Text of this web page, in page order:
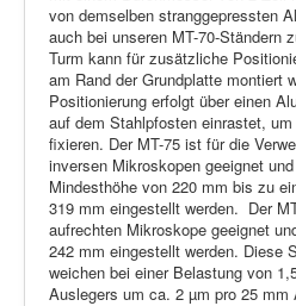
von demselben stranggepressten
auch bei unseren MT-70-Ständern
Turm kann für zusätzliche
am Rand der Grundplatte montiert
Positionierung erfolgt über einen
auf dem Stahlpfosten einrastet,
fixieren. Der MT-75 ist für die
inversen Mikroskopen geeignet
Mindesthöhe von 220 mm bis zu
319 mm eingestellt werden. Der
aufrechten Mikroskope geeignet
242 mm eingestellt werden. Diese
weichen bei einer Belastung von
Auslegers um ca. 2 µm pro 25 mm